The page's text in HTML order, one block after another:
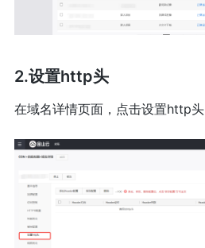
2.设置http头
在域名详情页面，点击设置http头